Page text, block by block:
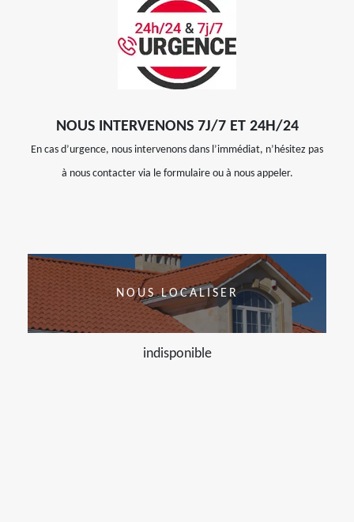
NOUS INTERVENONS 7J/7 ET 24H/24
En cas d’urgence, nous intervenons dans l’immédiat, n’hésitez pas
à nous contacter via le formulaire ou à nous appeler.
NOUS LOCALISER
indisponible